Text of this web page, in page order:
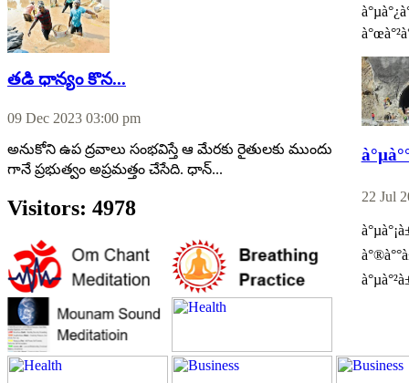
తడి ధాన్యం కొన...
09 Dec 2023 03:00 pm
అనుకోని ఉప ద్రవాలు సంభవిస్తే ఆ మేరకు రైతులకు ముందు
గానే ప్రభుత్వం అప్రమత్తం చేసేది. ధాన్...
22 Jul
Visitors: 4978